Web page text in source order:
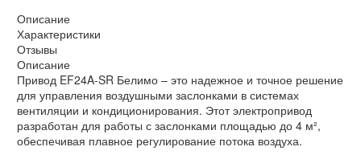
Описание
Характеристики
Отзывы
Описание
Привод EF24A-SR Белимо – это надежное и точное решение
для управления воздушными заслонками в системах
вентиляции и кондиционирования. Этот электропривод
разработан для работы с заслонками площадью до 4 м²,
обеспечивая плавное регулирование потока воздуха.